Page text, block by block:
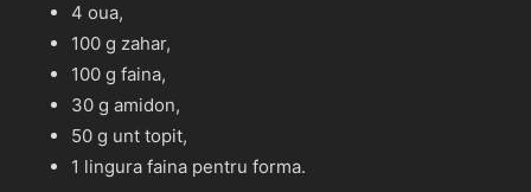
4 oua,
100 g zahar,
100 g faina,
30 g amidon,
50 g unt topit,
1 lingura faina pentru forma.